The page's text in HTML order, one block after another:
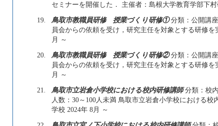
セミナーを開催した． 主催者：島根大学教育学部下
19.
鳥取市教職員研修 授業づくり研修①分類：公開講
員会からの依頼を受け，研究主任を対象とする研修
月 ～
20.
鳥取市教職員研修 授業づくり研修②分類：公開講
員会からの依頼を受け，研究主任を対象とする研修
月 ～
21.
鳥取市立岩倉小学校における校内研修講師分類：校
人数：30～100人未満 鳥取市立岩倉小学校における
学校 2024年 8月 ～